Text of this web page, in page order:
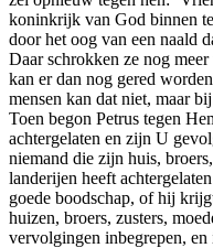
koninkrijk van God binnen
door het oog van een naald
Daar schrokken ze nog
kan er dan nog gered
mensen kan dat niet, maar
Toen begon Petrus tegen
achtergelaten en zijn U
niemand die zijn huis,
landerijen heeft
goede boodschap, of hij
huizen, broers, zusters,
vervolgingen inbegrepen,